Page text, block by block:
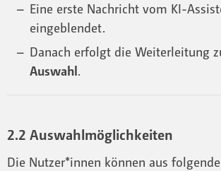
Eine erste Nachricht vom KI-
eingeblendet.
Danach erfolgt die Weiterleitung
Auswahl.
2.2 Auswahlmöglichkeiten
Die Nutzer*innen können aus